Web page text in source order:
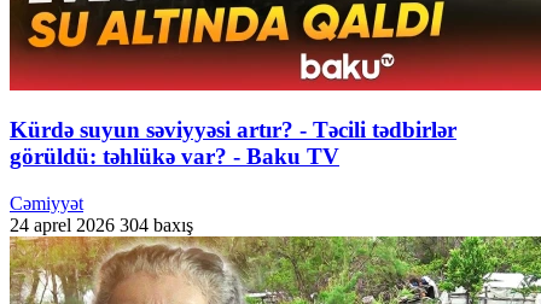
Kürdə suyun səviyyəsi artır? - Təcili tədbirlər
görüldü: təhlükə var? - Baku TV
Cəmiyyət
24 aprel 2026 304 baxış